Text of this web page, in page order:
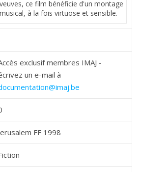
exclusif membres IMAJ -
un e-mail à
FF 1998